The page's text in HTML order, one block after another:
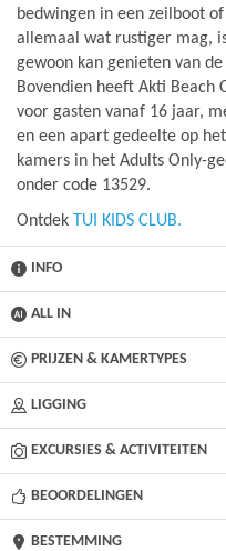
bedwingen in een zeilboot
allemaal wat rustiger mag,
gewoon kan genieten van
Bovendien heeft Akti Beach
voor gasten vanaf 16 jaar,
en een apart gedeelte op
kamers in het Adults Only-
onder code 13529.
Ontdek TUI KIDS CLUB.
INFO
ALL IN
PRIJZEN & KAMERTYPES
LIGGING
EXCURSIES & ACTIVITEITEN
BEOORDELINGEN
BESTEMMING